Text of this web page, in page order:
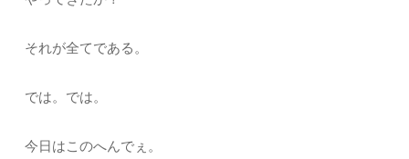
それが全てである。
では。では。
今日はこのへんでぇ。